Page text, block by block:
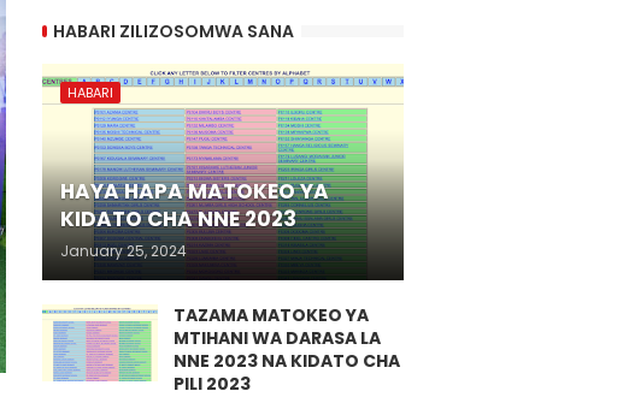
HABARI ZILIZOSOMWA SANA
HABARI
HAYA HAPA MATOKEO YA
KIDATO CHA NNE 2023
January 25, 2024
TAZAMA MATOKEO YA
MTIHANI WA DARASA LA
NNE 2023 NA KIDATO CHA
PILI 2023